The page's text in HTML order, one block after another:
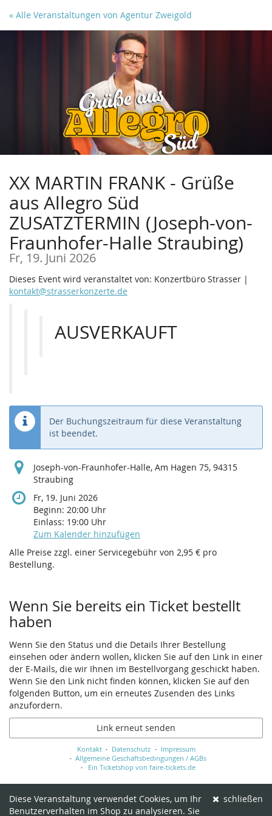
Zum
« Alle Veranstaltungen von Agentur Zweigold
XX MARTIN FRANK - Grüße
aus Allegro Süd
ZUSATZTERMIN (Joseph-von-
Fraunhofer-Halle Straubing)
Fr, 19. Juni 2026
Dieses Event wird veranstaltet von: Konzertbüro Strasser |
kontakt@strasserkonzerte.de
AUSVERKAUFT
Der Buchungszeitraum für diese Veranstaltung
ist beendet.
Joseph-von-Fraunhofer-Halle, Am Hagen 75, 94315
Straubing
Fr, 19. Juni 2026
Beginn: 20:00 Uhr
Einlass: 19:00 Uhr
Zum Kalender hinzufügen
Alle Preise zzgl. einer Servicegebühr von 2,95 € pro
Bestellung.
Wenn Sie bereits ein Ticket bestellt
haben
Wenn Sie den Status und die Details Ihrer Bestellung
einsehen oder ändern wollen, klicken Sie auf den Link in einer
der E-Mails, die wir Ihnen im Bestellvorgang geschickt haben.
Wenn Sie den Link nicht finden können, klicken Sie auf den
folgenden Button, um ein erneutes Zusenden des Links
anzufordern.
Link erneut senden
Kontakt Datenschutz
Impressum
Allgemeine Geschäftsbedingungen / AGBs
Ein Ticketshop von faire-tickets.de
schließen
Diese Veranstaltung verwendet Cookies, um Ihr
Benutzerverhalten im Shop zu analysieren. Sie